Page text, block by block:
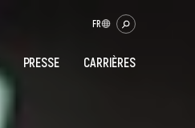
FR
PRESSE CARRIÈRES